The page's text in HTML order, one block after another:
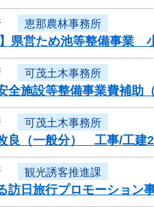
恵那農林事務所
】県営ため池等整備事業
可茂土木事務所
施設等整備事業費補助
可茂土木事務所
（一般分） 工事/工建2
観光誘客推進課
訪日旅行プロモーション